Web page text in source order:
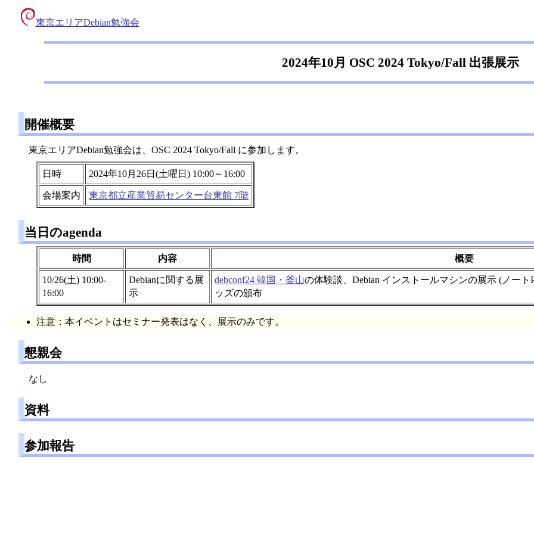
東京エリアDebian勉強会
2024年10月 OSC 2024 Tokyo/Fall 出張展示
開催概要
東京エリアDebian勉強会は、OSC 2024 Tokyo/Fall に参加します。
日時 2024年10月26日(土曜日) 10:00～16:00
会場案内 東京都立産業貿易センター台東館 7階
当日のagenda
時間 内容 概要
10/26(土) 10:00-
16:00
Debianに関する展
示
debconf24 韓国・釜山の体験談、Debian インストールマシンの展示 (ノー
ッズの頒布
注意：本イベントはセミナー発表はなく、展示のみです。
懇親会
なし
資料
参加報告